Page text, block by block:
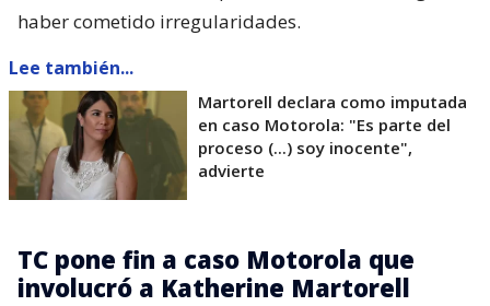
haber cometido irregularidades.
Lee también...
Martorell declara como imputada
en caso Motorola: "Es parte del
proceso (...) soy inocente",
advierte
TC pone fin a caso Motorola que
involucró a Katherine Martorell